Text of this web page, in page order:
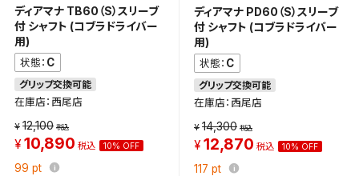
ディアマナ TB60（S）スリーブ
付 シャフト (コブラドライバー
用)
状態： C
グリップ交換可能
在庫店：西尾店
12,100
10,890 10% OFF
99 pt
ディアマナ PD60（S）スリーブ
付 シャフト (コブラドライバー
用)
状態： C
グリップ交換可能
在庫店：西尾店
14,300
12,870 10% OFF
117 pt